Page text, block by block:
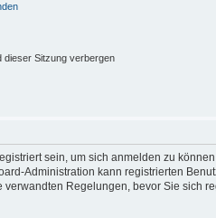
dieser Sitzung verbergen
sein, um sich anmelden zu
Administration kann registrierten
Regelungen, bevor Sie sich